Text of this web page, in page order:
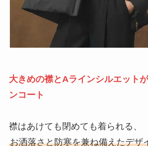
大きめの襟とAラインシルエット
ンコート
襟はあけても閉めても着られる、
お洒落さと防寒を兼ね備えたデザ